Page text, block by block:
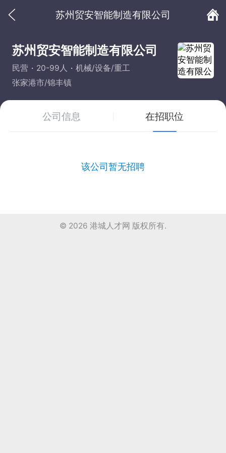
苏州贸安智能制造有限公司
苏州贸安智能制造有限公司
民营 20-99人
机械/设备/重工
张家港市/锦丰镇
公司信息 在招职位
该公司暂无招聘
© 2026 港城人才网 版权所有.